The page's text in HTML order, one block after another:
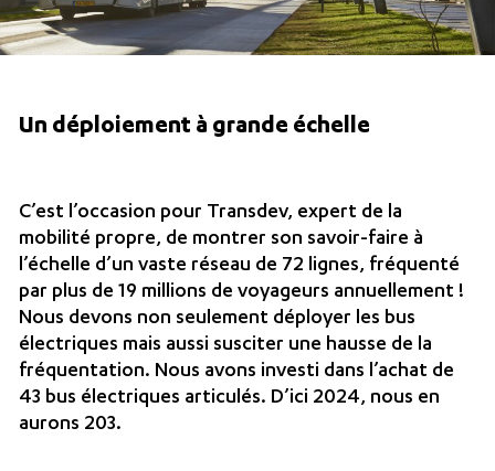
Un déploiement à grande échelle
C’est l’occasion pour Transdev, expert de la
mobilité propre, de montrer son savoir-faire à
l’échelle d’un vaste réseau de 72 lignes, fréquenté
par plus de 19 millions de voyageurs annuellement !
Nous devons non seulement déployer les bus
électriques mais aussi susciter une hausse de la
fréquentation. Nous avons investi dans l’achat de
43 bus électriques articulés. D’ici 2024, nous en
aurons 203.